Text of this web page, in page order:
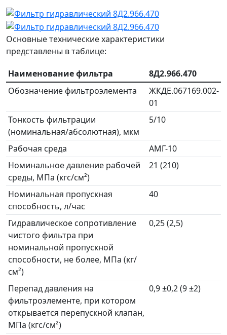
Основные технические характеристики
представлены в таблице:
Наименование фильтра
8Д2.966.470
Обозначение фильтроэлемента
ЖКДЕ.067169.002-
01
Тонкость фильтрации
(номинальная/абсолютная), мкм
5/10
Рабочая среда
АМГ-10
Номинальное давление рабочей
среды, МПа (кгс/см²)
21 (210)
Номинальная пропускная
способность, л/час
40
Гидравлическое сопротивление
чистого фильтра при
номинальной пропускной
способности, не более, МПа (кг/
см²)
0,25 (2,5)
Перепад давления на
фильтроэлементе, при котором
открывается перепускной клапан,
МПа (кгс/см²)
0,9 ±0,2 (9 ±2)